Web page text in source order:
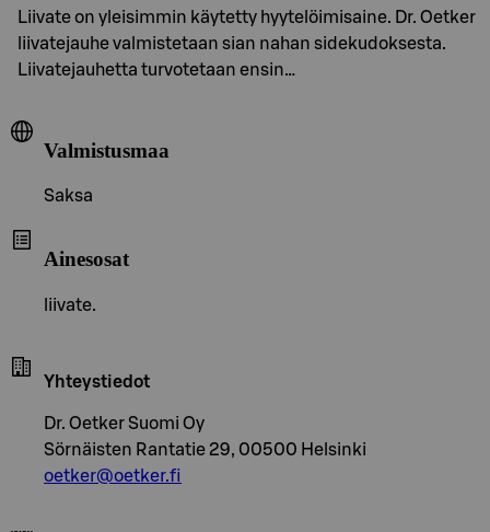
Liivate on yleisimmin käytetty hyytelöimisaine. Dr. Oetker
liivatejauhe valmistetaan sian nahan sidekudoksesta.
Liivatejauhetta turvotetaan ensin…
Valmistusmaa
Saksa
Ainesosat
liivate.
Yhteystiedot
Dr. Oetker Suomi Oy
Sörnäisten Rantatie 29, 00500 Helsinki
oetker@oetker.fi